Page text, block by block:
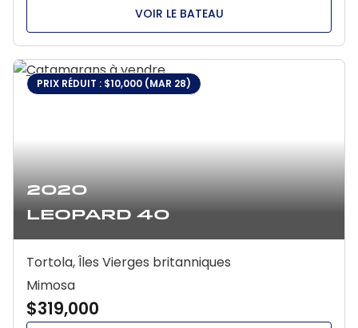
VOIR LE BATEAU
2020
Leopard 40
PRIX RÉDUIT : $10,000 (MAR 28)
Tortola, Îles Vierges britanniques
Mimosa
$319,000